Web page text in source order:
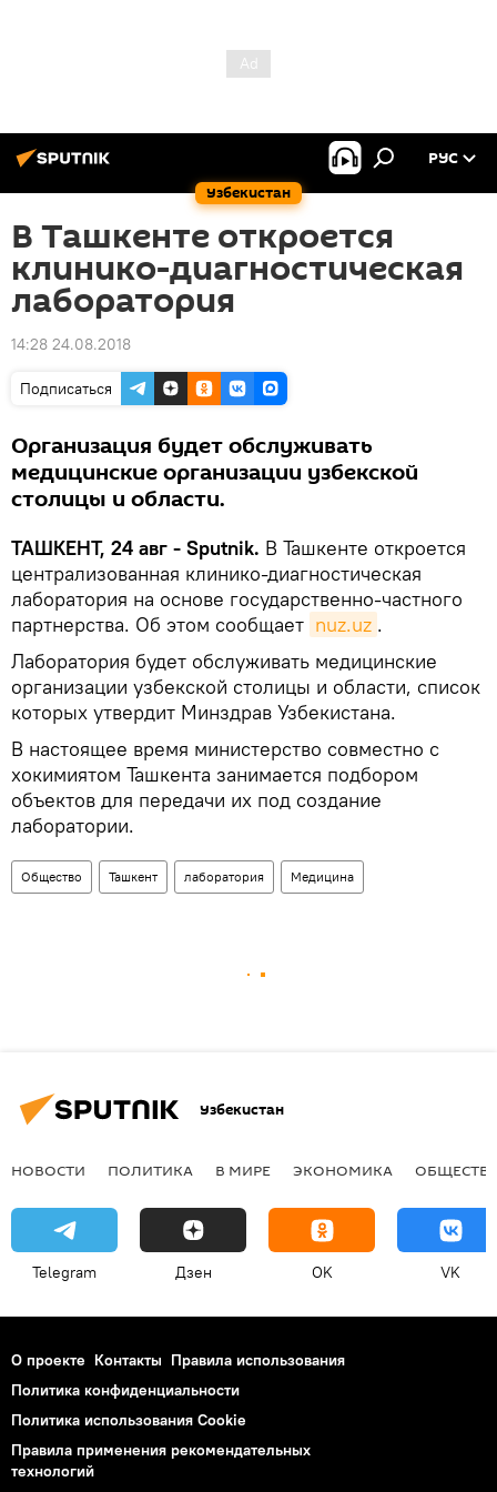
Узбекистан
РУС
В Ташкенте откроется
клинико-диагностическая
лаборатория
14:28 24.08.2018
Подписаться
Организация будет обслуживать
медицинские организации узбекской
столицы и области.
ТАШКЕНТ, 24 авг - Sputnik. В Ташкенте откроется
централизованная клинико-диагностическая
лаборатория на основе государственно-частного
партнерства. Об этом сообщает nuz.uz .
Лаборатория будет обслуживать медицинские
организации узбекской столицы и области, список
которых утвердит Минздрав Узбекистана.
В настоящее время министерство совместно с
хокимиятом Ташкента занимается подбором
объектов для передачи их под создание
лаборатории.
Общество Ташкент лаборатория Медицина
Узбекистан
НОВОСТИ ПОЛИТИКА В МИРЕ ЭКОНОМИКА
Telegram Дзен OK VK
О проекте Контакты Правила использования
Политика конфиденциальности
Политика использования Cookie
Правила применения рекомендательных
технологий